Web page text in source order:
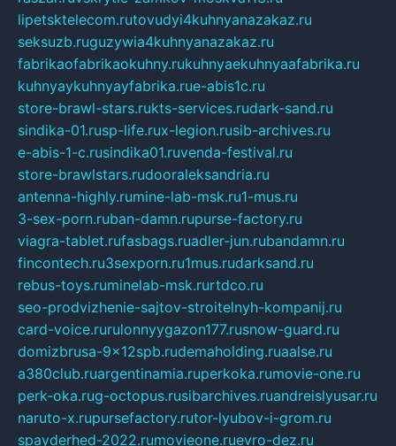
lipetsktelecom.rutovudyi4kuhnyanazakaz.ru
seksuzb.ruguzywia4kuhnyanazakaz.ru
fabrikaofabrikaokuhny.rukuhnyaekuhnyaafabrika.ru
kuhnyaykuhnyayfabrika.rue-abis1c.ru
store-brawl-stars.rukts-services.rudark-sand.ru
sindika-01.rusp-life.rux-legion.rusib-archives.ru
e-abis-1-c.rusindika01.ruvenda-festival.ru
store-brawlstars.rudooraleksandria.ru
antenna-highly.rumine-lab-msk.ru1-mus.ru
3-sex-porn.ruban-damn.rupurse-factory.ru
viagra-tablet.rufasbags.ruadler-jun.rubandamn.ru
fincontech.ru3sexporn.ru1mus.rudarksand.ru
rebus-toys.ruminelab-msk.rurtdco.ru
seo-prodvizhenie-sajtov-stroitelnyh-kompanij.ru
card-voice.rurulonnyygazon177.rusnow-guard.ru
domizbrusa-9x12spb.rudemaholding.ruaalse.ru
a380club.ruargentinamia.ruperkoka.rumovie-one.ru
perk-oka.rug-octopus.rusibarchives.ruandreislyusar.ru
naruto-x.rupursefactory.rutor-lyubov-i-grom.ru
spayderhed-2022.rumovieone.ruevro-dez.ru